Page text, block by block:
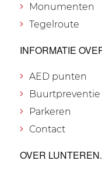
Monumenten
Tegelroute
INFORMATIE
AED punten
Buurtpreventie
Parkeren
Contact
OVER